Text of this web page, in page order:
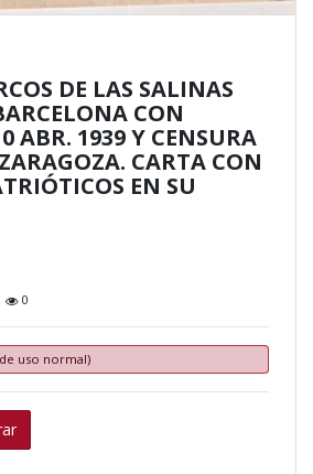
DE LAS SALINAS
CON
ABR. 1939 Y CENSURA
CARTA CON
EN SU
0
uso normal)